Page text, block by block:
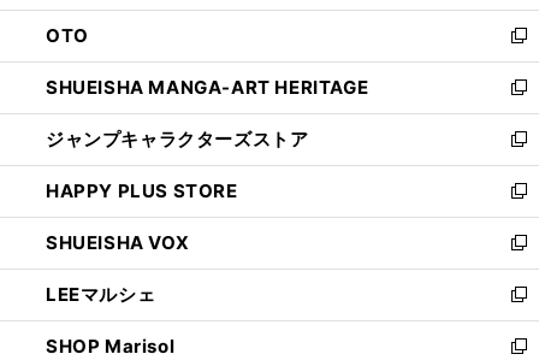
ウ
で
開
く
ン
ド
ウ
で
開
く
OTO
新
し
い
ウ
ィ
ン
ド
ウ
で
開
く
SHUEISHA MANGA-ART HERITAGE
新
し
い
ウ
ィ
ン
ド
ウ
で
開
く
ジャンプキャラクターズストア
新
し
い
ウ
ィ
ン
ド
ウ
で
HAPPY PLUS STORE
新
し
い
ウ
ィ
ン
ド
SHUEISHA VOX
新
し
い
ウ
ィ
LEEマルシェ
新
し
い
SHOP Marisol
新